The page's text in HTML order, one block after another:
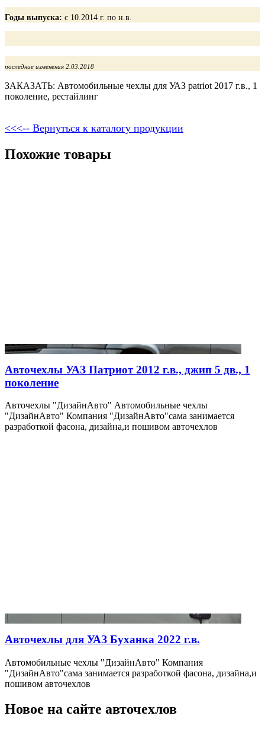
Годы выпуска: с 10.2014 г. по н.в.
последние изменения 2.03.2018
ЗАКАЗАТЬ: Автомобильные чехлы для УАЗ patriot 2017 г.в., 1
поколение, рестайлинг
<<<-- Вернуться к каталогу продукции
Похожие товары
Авточехлы УАЗ Патриот 2012 г.в., джип 5 дв., 1
поколение
Авточехлы "ДизайнАвто" Автомобильные чехлы
"ДизайнАвто" Компания "ДизайнАвто"сама занимается
разработкой фасона, дизайна,и пошивом авточехлов
Авточехлы для УАЗ Буханка 2022 г.в.
Автомобильные чехлы "ДизайнАвто" Компания
"ДизайнАвто"сама занимается разработкой фасона, дизайна,и
пошивом авточехлов
Новое на сайте авточехлов